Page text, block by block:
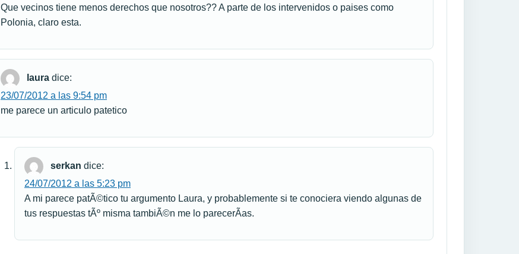
Que vecinos tiene menos derechos que nosotros?? A parte de los intervenidos o paises como
Polonia, claro esta.
laura dice:
23/07/2012 a las 9:54 pm
me parece un articulo patetico
serkan dice:
24/07/2012 a las 5:23 pm
A mi parece patÃ©tico tu argumento Laura, y probablemente si te conociera viendo algunas de
tus respuestas tÃº misma tambiÃ©n me lo parecerÃ­as.